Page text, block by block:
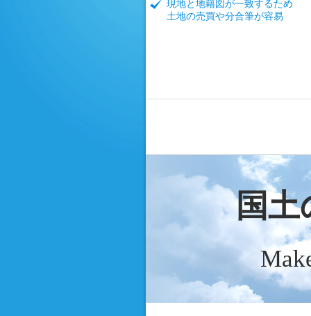
現地と地籍図が一致するため
土地の売買や分合筆が容易
国土